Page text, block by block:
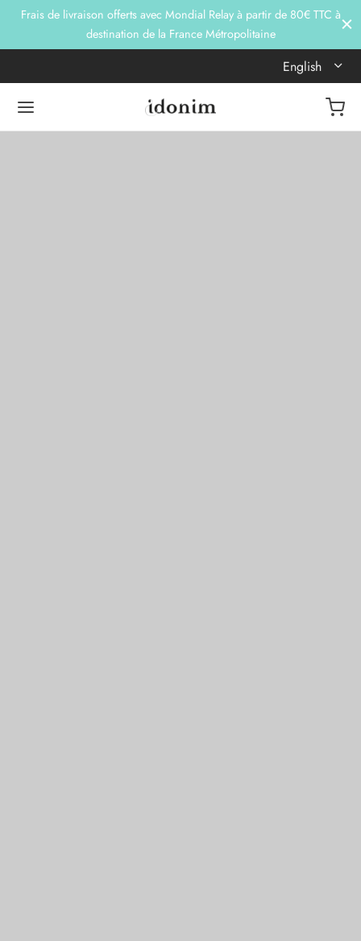
Frais de livraison offerts avec Mondial Relay à partir de 80€ TTC à
destination de la France Métropolitaine
English